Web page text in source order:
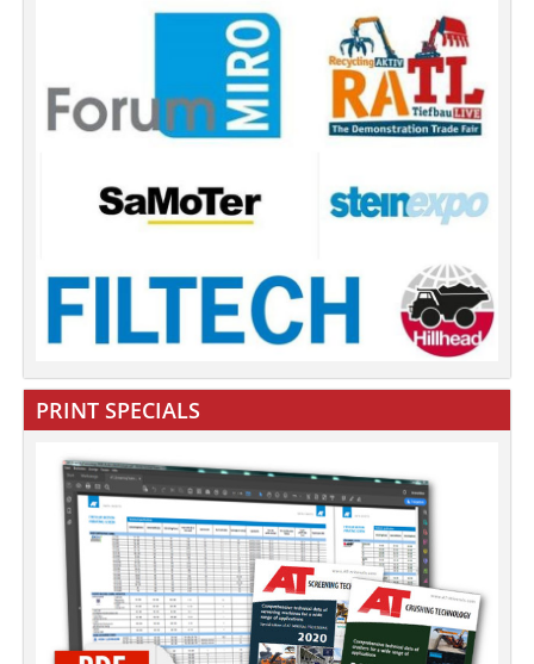
PRINT SPECIALS